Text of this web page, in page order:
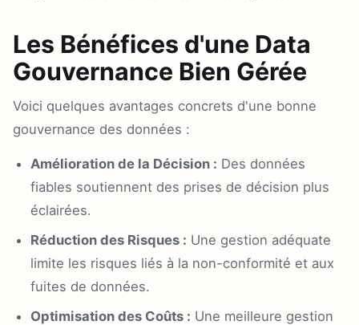
Les Bénéfices d'une Data
Gouvernance Bien Gérée
Voici quelques avantages concrets d'une bonne
gouvernance des données :
Amélioration de la Décision : Des données
fiables soutiennent des prises de décision plus
éclairées.
Réduction des Risques : Une gestion adéquate
limite les risques liés à la non-conformité et aux
fuites de données.
Optimisation des Coûts : Une meilleure gestion